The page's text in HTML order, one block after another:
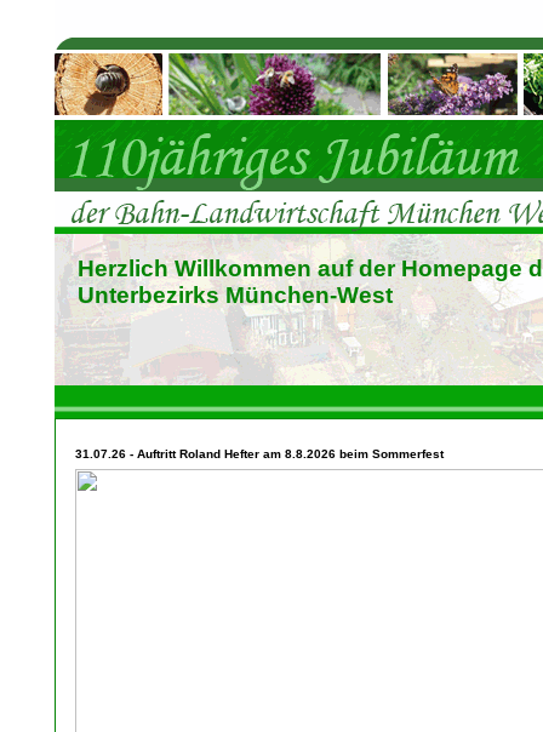
Herzlich Willkommen auf der Homepage
Unterbezirks München-West
31.07.26 - Auftritt Roland Hefter am 8.8.2026 beim Sommerfest